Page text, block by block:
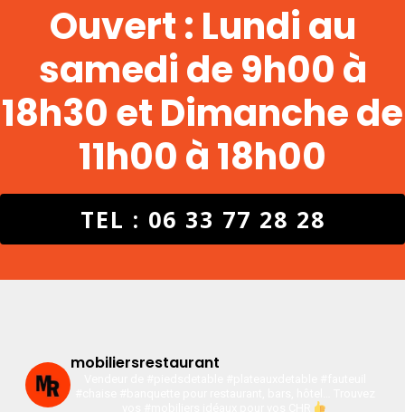
Ouvert : Lundi au
samedi de 9h00 à
18h30 et Dimanche de
11h00 à 18h00
TEL : 06 33 77 28 28
mobiliersrestaurant